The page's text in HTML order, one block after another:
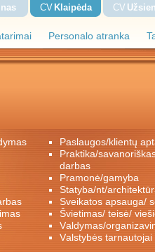
Personalo atranka
CV Klaipėda CV
paslaugos/klientų
praktika/savanoriškas darbas/papildomas
darbas
pramonė/gamyba
statyba/nt/
sveikatos apsauga/
švietimas/ teisė/
valdymas/
valstybės tarnautojai